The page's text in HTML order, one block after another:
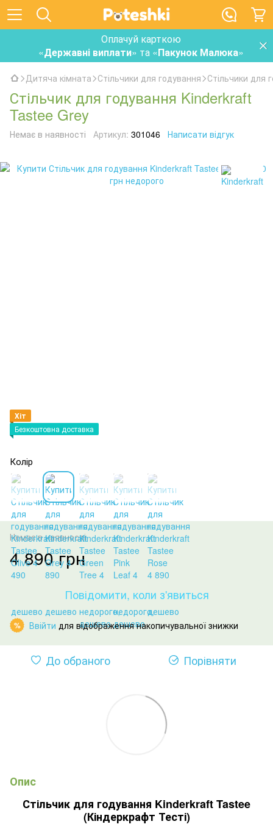
Оплачуй карткою
«Державні виплати» та «Пакунок Малюка»
Дитяча кімната Стільчики для годування Стільчики для
Стільчик для годування Kinderkraft
Tastee Grey
Немає в наявності Артикул: 301046 Написати відгук
Хіт
Безкоштовна доставка
Колір
Немає в наявності
4 890 грн
Повідомити, коли з'явиться
% Ввійти для відображення накопичувальної знижки
До обраного Порівняти
Опис
Стільчик для годування Kinderkraft Tastee
(Кіндеркрафт Тесті)